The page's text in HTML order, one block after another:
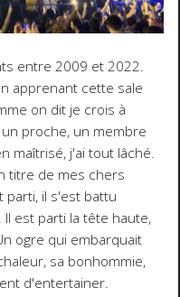
entre 2009 et 2022.
apprenant cette sale
on dit je crois à
proche, un membre
maîtrisé, j'ai tout lâché.
titre de mes chers
parti, il s'est battu
est parti la tête haute,
ogre qui embarquait
sa bonhommie,
d'entertainer.